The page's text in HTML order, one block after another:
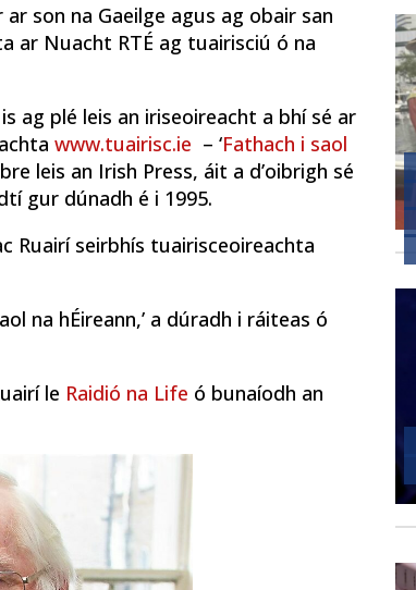
son na Gaeilge agus ag obair san
ar Nuacht RTÉ ag tuairisciú ó na
ag plé leis an iriseoireacht a bhí sé ar
www.tuairisc.ie – ‘Fathach i saol
leis an Irish Press, áit a d’oibrigh sé
gur dúnadh é i 1995.
Ruairí seirbhís tuairisceoireachta
na hÉireann,’ a dúradh i ráiteas ó
le Raidió na Life ó bunaíodh an